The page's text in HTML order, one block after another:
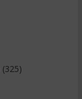
(325)